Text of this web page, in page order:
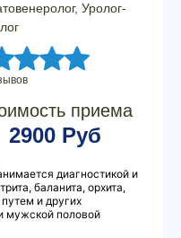
Уролог-
приема
2900 Руб
диагностикой и
баланита, орхита,
и других
мужской половой